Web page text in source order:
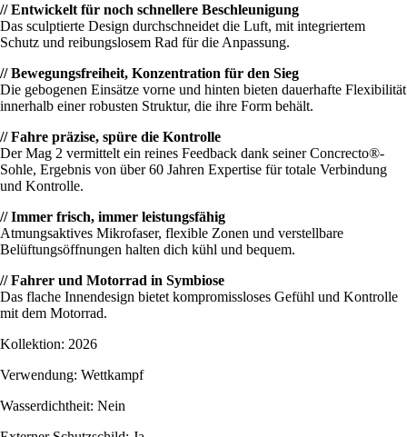
// Entwickelt für noch schnellere Beschleunigung
Das sculptierte Design durchschneidet die Luft, mit integriertem
Schutz und reibungslosem Rad für die Anpassung.
// Bewegungsfreiheit, Konzentration für den Sieg
Die gebogenen Einsätze vorne und hinten bieten dauerhafte Flexibilität
innerhalb einer robusten Struktur, die ihre Form behält.
// Fahre präzise, spüre die Kontrolle
Der Mag 2 vermittelt ein reines Feedback dank seiner Concrecto®-
Sohle, Ergebnis von über 60 Jahren Expertise für totale Verbindung
und Kontrolle.
// Immer frisch, immer leistungsfähig
Atmungsaktives Mikrofaser, flexible Zonen und verstellbare
Belüftungsöffnungen halten dich kühl und bequem.
// Fahrer und Motorrad in Symbiose
Das flache Innendesign bietet kompromissloses Gefühl und Kontrolle
mit dem Motorrad.
Kollektion: 2026
Verwendung: Wettkampf
Wasserdichtheit: Nein